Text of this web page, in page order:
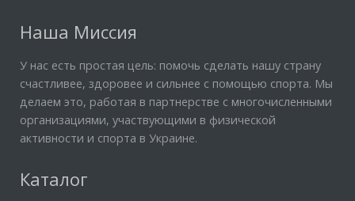
Наша Миссия
У нас есть простая цель: помочь сделать нашу страну
счастливее, здоровее и сильнее с помощью спорта. Мы
делаем это, работая в партнерстве с многочисленными
организациями, участвующими в физической
активности и спорта в Украине.
Каталог